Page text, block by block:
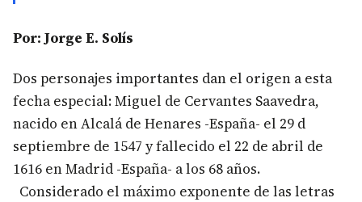
Por: Jorge E. Solís
Dos personajes importantes dan el origen a esta
fecha especial: Miguel de Cervantes Saavedra,
nacido en Alcalá de Henares -España- el 29 d
septiembre de 1547 y fallecido el 22 de abril de
1616 en Madrid -España- a los 68 años.
Considerado el máximo exponente de las letras